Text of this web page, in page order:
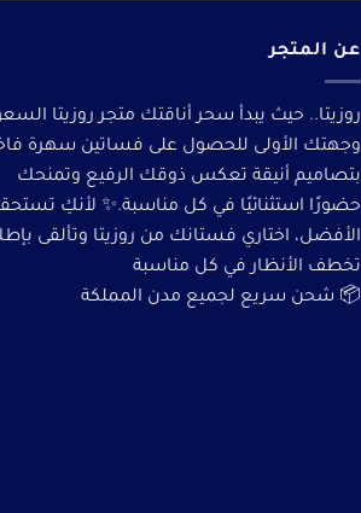
عن المتجر
روزيتا.. حيث يبدأ سحر أناقتك متجر روزيتا
وجهتك الأولى للحصول على فساتين سهرة
بتصاميم أنيقة تعكس ذوقك الرفيع وتمنحك
حضورًا استثنائيًا في كل مناسبة.✨ لأنكِ
الأفضل، اختاري فستانك من روزيتا وتألقى
تخطف الأنظار في كل مناسبة
📦 شحن سريع لجميع مدن المملكة